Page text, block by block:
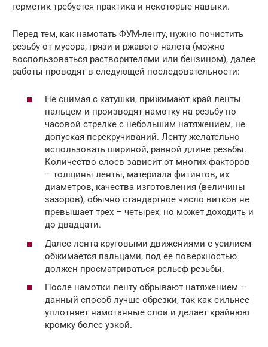
герметик требуется практика и некоторые навыки.
Перед тем, как намотать ФУМ-ленту, нужно почистить
резьбу от мусора, грязи и ржавого налета (можно
воспользоваться растворителями или бензином), далее
работы проводят в следующей последовательности:
Не снимая с катушки, прижимают край ленты
пальцем и производят намотку на резьбу по
часовой стрелке с небольшим натяжением, не
допуская перекручиваний. Ленту желательно
использовать шириной, равной длине резьбы.
Количество слоев зависит от многих факторов
– толщины ленты, материала фитингов, их
диаметров, качества изготовления (величины
зазоров), обычно стандартное число витков не
превышает трех – четырех, но может доходить и
до двадцати.
Далее лента круговыми движениями с усилием
обжимается пальцами, под ее поверхностью
должен просматриваться рельеф резьбы.
После намотки ленту обрывают натяжением —
данный способ лучше обрезки, так как сильнее
уплотняет намотанные слои и делает крайнюю
кромку более узкой.